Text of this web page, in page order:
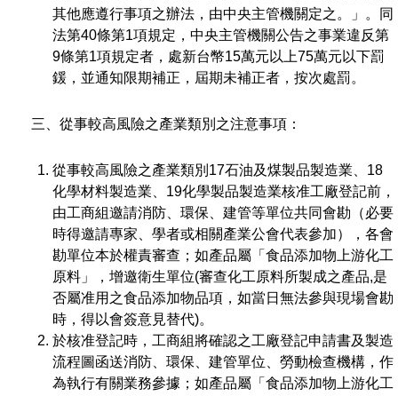
其他應遵行事項之辦法，由中央主管機關定之。」。同
法第40條第1項規定，中央主管機關公告之事業違反第
9條第1項規定者，處新台幣15萬元以上75萬元以下罰
鍰，並通知限期補正，屆期未補正者，按次處罰。
三、從事較高風險之產業類別之注意事項：
從事較高風險之產業類別17石油及煤製品製造業、18
化學材料製造業、19化學製品製造業核准工廠登記前，
由工商組邀請消防、環保、建管等單位共同會勘（必要
時得邀請專家、學者或相關產業公會代表參加），各會
勘單位本於權責審查；如產品屬「食品添加物上游化工
原料」，增邀衛生單位(審查化工原料所製成之產品,是
否屬准用之食品添加物品項，如當日無法參與現場會勘
時，得以會簽意見替代)。
於核准登記時，工商組將確認之工廠登記申請書及製造
流程圖函送消防、環保、建管單位、勞動檢查機構，作
為執行有關業務參據；如產品屬「食品添加物上游化工